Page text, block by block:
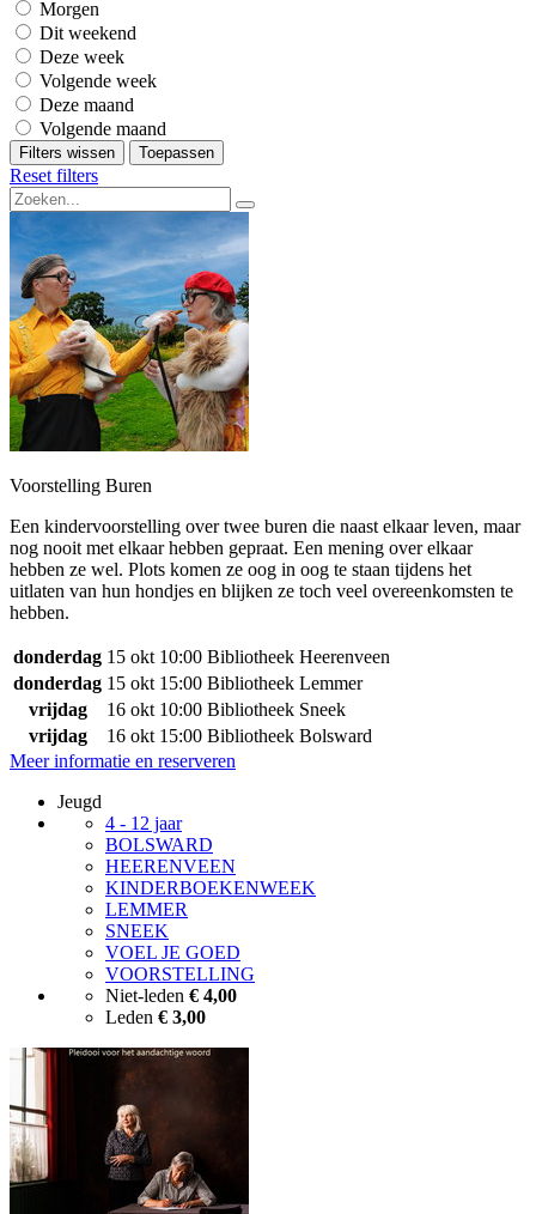
Morgen
Dit weekend
Deze week
Volgende week
Deze maand
Volgende maand
Filters wissen Toepassen
Reset filters
Voorstelling Buren
Een kindervoorstelling over twee buren die naast elkaar leven, maar
nog nooit met elkaar hebben gepraat. Een mening over elkaar
hebben ze wel. Plots komen ze oog in oog te staan tijdens het
uitlaten van hun hondjes en blijken ze toch veel overeenkomsten te
hebben.
donderdag 15 okt 10:00 Bibliotheek Heerenveen
donderdag 15 okt 15:00 Bibliotheek Lemmer
vrijdag
16 okt 10:00 Bibliotheek Sneek
vrijdag
16 okt 15:00 Bibliotheek Bolsward
Meer informatie en reserveren
Jeugd
4 - 12 jaar
BOLSWARD
HEERENVEEN
KINDERBOEKENWEEK
LEMMER
SNEEK
VOEL JE GOED
VOORSTELLING
Niet-leden € 4,00
Leden € 3,00